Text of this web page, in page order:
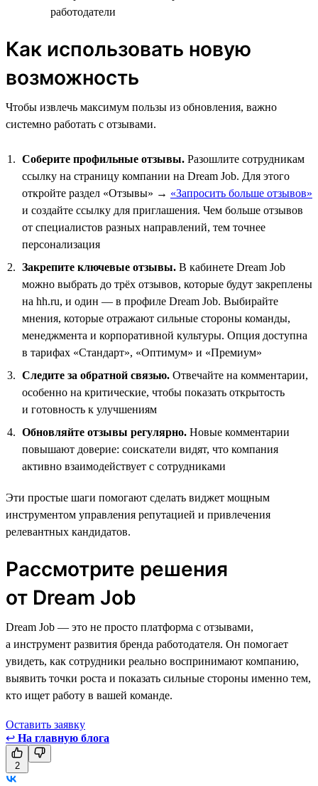
работодатели
Как использовать новую
возможность
Чтобы извлечь максимум пользы из обновления, важно
системно работать с отзывами.
Соберите профильные отзывы. Разошлите сотрудникам
ссылку на страницу компании на Dream Job. Для этого
откройте раздел «Отзывы» → «Запросить больше отзывов»
и создайте ссылку для приглашения. Чем больше отзывов
от специалистов разных направлений, тем точнее
персонализация
Закрепите ключевые отзывы. В кабинете Dream Job
можно выбрать до трёх отзывов, которые будут закреплены
на hh.ru, и один — в профиле Dream Job. Выбирайте
мнения, которые отражают сильные стороны команды,
менеджмента и корпоративной культуры. Опция доступна
в тарифах «Стандарт», «Оптимум» и «Премиум»
Следите за обратной связью. Отвечайте на комментарии,
особенно на критические, чтобы показать открытость
и готовность к улучшениям
Обновляйте отзывы регулярно. Новые комментарии
повышают доверие: соискатели видят, что компания
активно взаимодействует с сотрудниками
Эти простые шаги помогают сделать виджет мощным
инструментом управления репутацией и привлечения
релевантных кандидатов.
Рассмотрите решения
от Dream Job
Dream Job — это не просто платформа с отзывами,
а инструмент развития бренда работодателя. Он помогает
увидеть, как сотрудники реально воспринимают компанию,
выявить точки роста и показать сильные стороны именно тем,
кто ищет работу в вашей команде.
Оставить заявку
↩ На главную блога
2